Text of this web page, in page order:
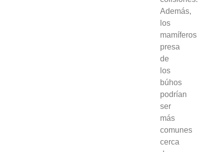
Además,
los
mamíferos
presa
de
los
búhos
podrían
ser
más
comunes
cerca